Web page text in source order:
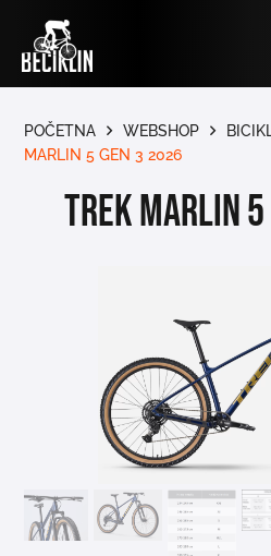
POČETNA WEBSHOP
MARLIN 5 GEN 3 2026
TREK MARLIN